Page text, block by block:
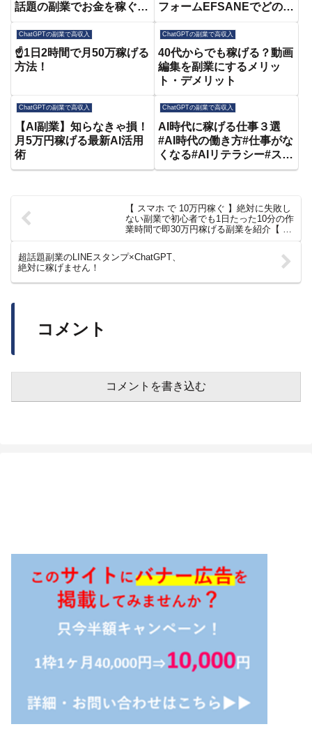
話題の副業でお金を稼ぐ方
フォームEFSANEでどのぐ
#副業 #youtube #スマホ #
在宅で稼ぐ
ChatGPTの副業で高収入
☝️1日2時間で月50万稼げる
方法！
ChatGPTの副業で高収入
40代からでも稼げる？動画
編集を副業にするメリッ
ト・デメリット
ChatGPTの副業で高収入
【AI副業】知らなきゃ損！
月5万円稼げる最新AI活用
術
ChatGPTの副業で高収入
AI時代に稼げる仕事３選
#AI時代の働き方#仕事がな
くなる#AIリテラシー#スキ
ルアップ#稼ぐ力#お金の勉
【 スマホ で 10万円稼ぐ 】絶対に失敗し
ない副業で初心者でも1日たった10分の作
業時間で即30万円稼げる副業を紹介【 在
【ChatGPT 】
超話題副業のLINEスタンプ×ChatGPT、
絶対に稼げません！
コメント
コメントを書き込む